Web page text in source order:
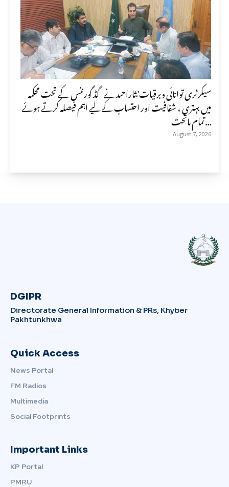
سیکرٹری توانائی وبرقیات نثاراحمد نے گڈ گورننس کے تحت محکمہ
میں بہتری ، شفافیت اور احتساب کے لیے اہم فیصلہ کرتے ہوئے
تمام ماتحت...
August 7, 2026
DGIPR
Directorate General Information & PRs, Khyber
Pakhtunkhwa
Quick Access
News Portal
FM Radios
Multimedia
Social Footprints
Important Links
KP Portal
PMRU